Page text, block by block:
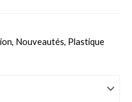
, Nouveautés, Plastique